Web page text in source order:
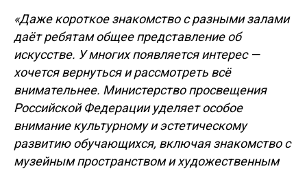
«Даже короткое знакомство с разными залами
даёт ребятам общее представление об
искусстве. У многих появляется интерес —
хочется вернуться и рассмотреть всё
внимательнее. Министерство просвещения
Российской Федерации уделяет особое
внимание культурному и эстетическому
развитию обучающихся, включая знакомство с
музейным пространством и художественным